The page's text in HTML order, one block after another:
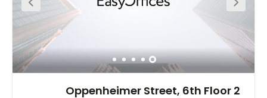
restaurants in the surrounding area.